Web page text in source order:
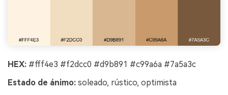
HEX: #fff4e3 #f2dcc0 #d9b891 #c99a6a #7a5a3c
Estado de ánimo: soleado, rústico, optimista